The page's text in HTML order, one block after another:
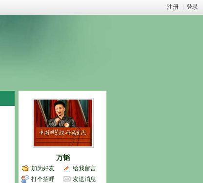
注册 登录
万韬
加为好友
给我留言
打个招呼
发送消息